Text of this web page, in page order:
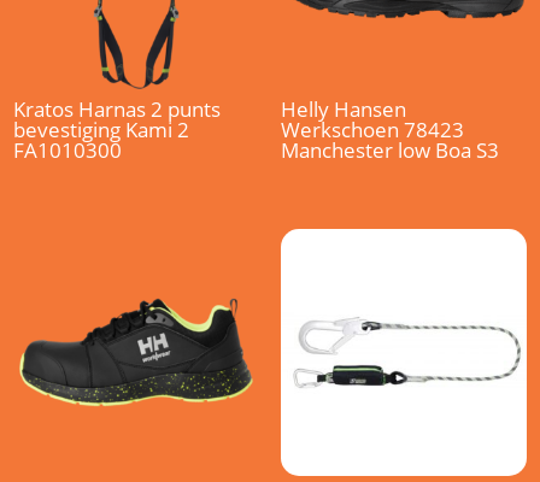
Kratos Harnas 2 punts
bevestiging Kami 2
FA1010300
Helly Hansen
Werkschoen 78423
Manchester low Boa S3